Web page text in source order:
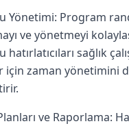
Yönetimi: Program
ve yönetmeyi
hatırlatıcıları sağlık
için zaman yönetimini
ve Raporlama: